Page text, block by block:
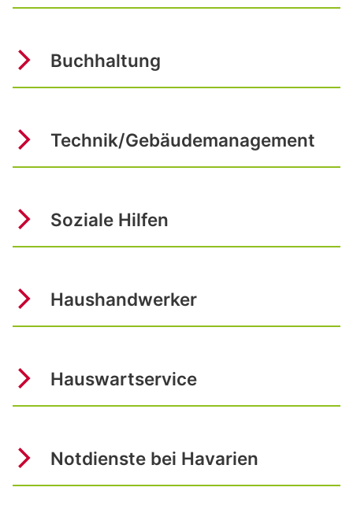
Buchhaltung
Technik/Gebäudemanagement
Soziale Hilfen
Haushandwerker
Hauswartservice
Notdienste bei Havarien